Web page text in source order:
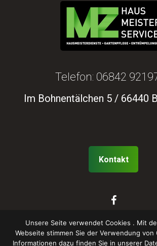
Telefon: 06842
Im Bohnentälchen 5 / 66440
Kontakt
Unsere Seite verwendet Cookies . Mit
Webseite stimmen Sie der Verwendung von
Informationen dazu finden Sie in unserer